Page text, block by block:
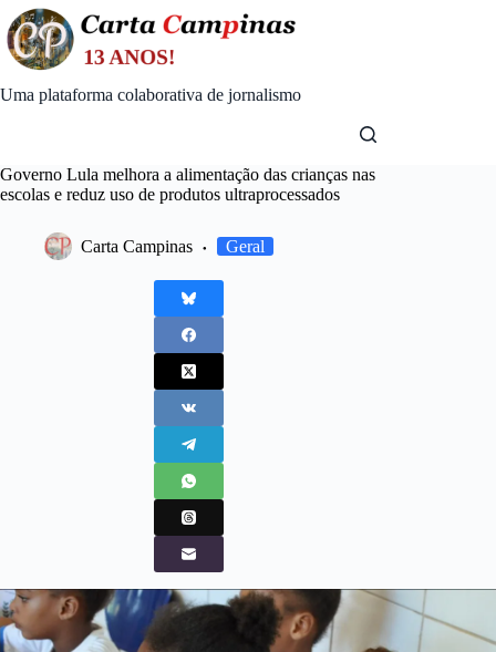
Skip
to
content
Uma plataforma colaborativa de jornalismo
Governo Lula melhora a alimentação das crianças nas
escolas e reduz uso de produtos ultraprocessados
Carta Campinas Geral